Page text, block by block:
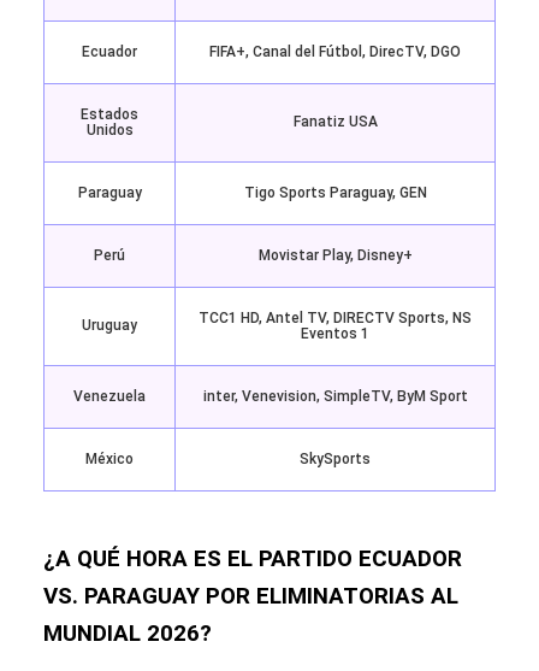
Ecuador FIFA+, Canal del Fútbol, DirecTV, DGO
Estados
Unidos
Fanatiz USA
Paraguay Tigo Sports Paraguay, GEN
Perú Movistar Play, Disney+
Uruguay
TCC1 HD, Antel TV, DIRECTV Sports, NS
Eventos 1
Venezuela inter, Venevision, SimpleTV, ByM Sport
México SkySports
¿A QUÉ HORA ES EL PARTIDO ECUADOR
VS. PARAGUAY POR ELIMINATORIAS AL
MUNDIAL 2026?